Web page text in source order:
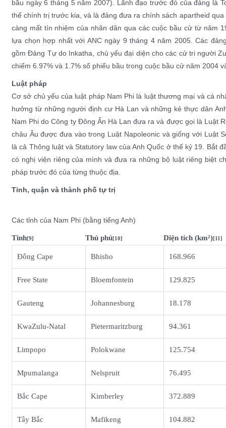
bầu ngày 6 tháng 5 năm 2007). Lãnh đạo trước đó của đảng là
thế chính trị trước kia, và là đảng đưa ra chính sách apartheid
càng mất tín nhiệm của nhân dân qua các cuộc bầu cử từ năm
lựa chọn hợp nhất với ANC ngày 9 tháng 4năm 2005. Các
gồmĐảng Tự do Inkatha , chủ yếu đại diện cho các cử tri người
chiếm 6.97% và 1.7% số phiếu bầu trong cuộc bầu cử năm 2004
Luật pháp
Cơ sở chủ yếu của luật pháp Nam Phi là luật thương mại và cá
hưởng từ những người định cư Hà Lan và những kẻ thực dân
Nam Phi doCông ty Đông Ấn Hà Lan đưa ra và được gọi là Luật
châu Âu được đưa vào trong Luật Napoleonicvà giống với Luật
là cả Thông luậtvà Statutory lawcủa Anh Quốc ở thế kỷ 19. Bắt
có nghị viện riêng của mình và đưa ra những bộ luật riêng biệt
pháp trước đó của từng thuộc địa.
Tỉnh, quận và thành phố tự trị
Các tỉnh của Nam Phi (bằng tiếng Anh)
Tỉnh[9] Thủ phủ[10] Diện tích (km²)[11]
Đông Cape Bhisho 168.966
Free State Bloemfontein 129.825
Gauteng Johannesburg 18.178
KwaZulu-Natal Pietermaritzburg 94.361
Limpopo Polokwane 125.754
Mpumalanga Nelspruit 76.495
Bắc Cape Kimberley 372.889
Tây Bắc Mafikeng 104.882